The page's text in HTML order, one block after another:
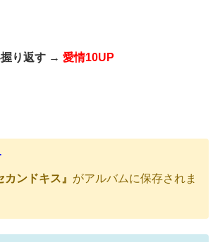
握り返す → 愛情10UP
ンドキス』 がアルバムに保存されま